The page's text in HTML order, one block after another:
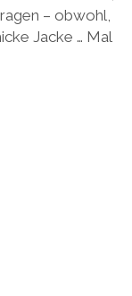
– obwohl,
Jacke … Mal